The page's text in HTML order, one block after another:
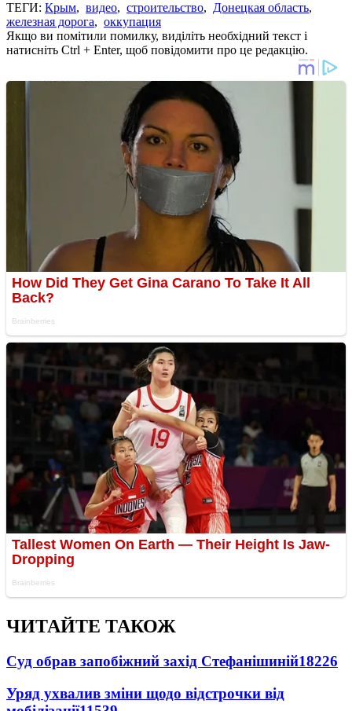
ТЕГИ: Крым, видео, строительство, Донецкая область,
железная дорога, оккупация
Якщо ви помітили помилку, виділіть необхідний текст і
натисніть Ctrl + Enter, щоб повідомити про це редакцію.
ЧИТАЙТЕ ТАКОЖ
Суд обрав запобіжний захід Стефанішиній18226
Уряд ухвалив зміни щодо відстрочки від